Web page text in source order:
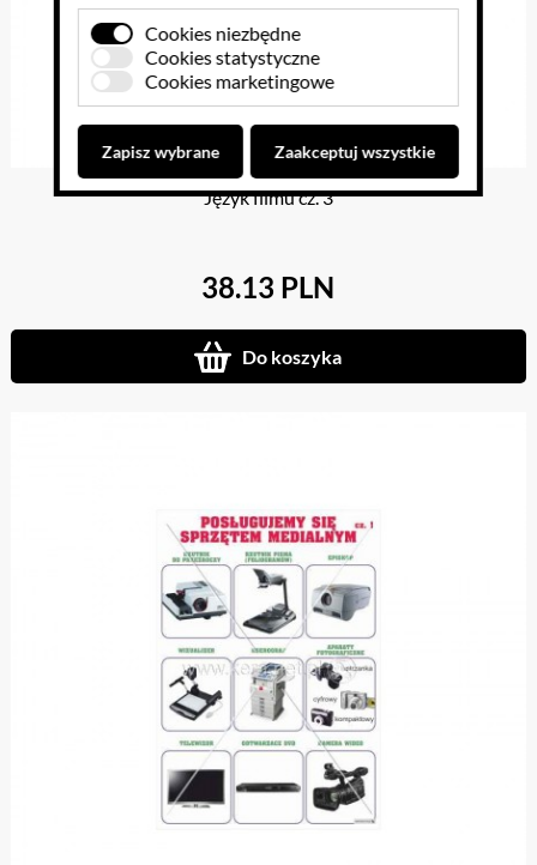
Język filmu cz. 3
38.13 PLN
Do koszyka
Cookies niezbędne
Cookies statystyczne
Cookies marketingowe
Zapisz wybrane Zaakceptuj wszystkie